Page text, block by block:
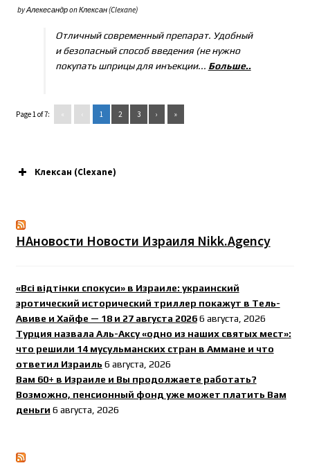
byАлекесандрonКлексан (Clexane)
Отличный современный препарат. Удобный
и безопасный способ введения (не нужно
покупать шприцы для инъекции... Больше..
Page 1 of 7: ‹ 1 2 3 › »
Клексан (Clexane)
НАновости Новости Израиля Nikk.Agency
«Всі відтінки спокуси» в Израиле: украинский
эротический исторический триллер покажут в Тель-
Авиве и Хайфе — 18 и 27 августа 2026 6 августа, 2026
Турция назвала Аль-Аксу «одно из наших святых мест»:
что решили 14 мусульманских стран в Аммане и что
ответил Израиль 6 августа, 2026
Вам 60+ в Израиле и Вы продолжаете работать?
Возможно, пенсионный фонд уже может платить Вам
деньги 6 августа, 2026